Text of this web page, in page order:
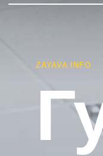
ZAYAVA INFO